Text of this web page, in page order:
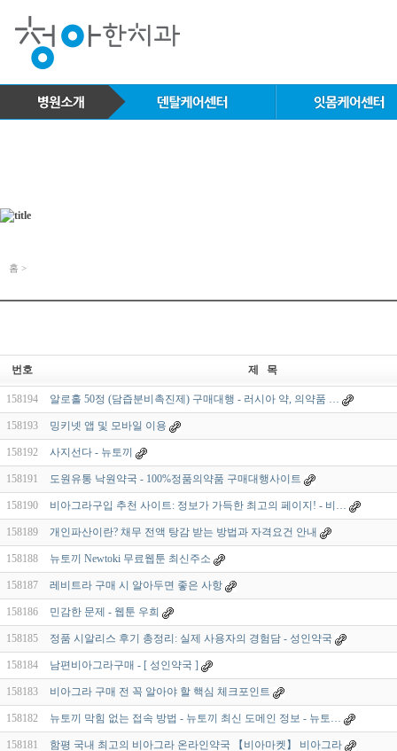
홈 >
번호 제 목
158194 알로홀 50정 (담즙분비촉진제) 구매대행 - 러시아 약, 의약품 …
158193 밍키넷 앱 및 모바일 이용
158192 사지선다 - 뉴토끼
158191 도원유통 낙원약국 - 100%정품의약품 구매대행사이트
158190 비아그라구입 추천 사이트: 정보가 가득한 최고의 페이지! - 비…
158189 개인파산이란? 채무 전액 탕감 받는 방법과 자격요건 안내
158188 뉴토끼 Newtoki 무료웹툰 최신주소
158187 레비트라 구매 시 알아두면 좋은 사항
158186 민감한 문제 - 웹툰 우희
158185 정품 시알리스 후기 총정리: 실제 사용자의 경험담 - 성인약국
158184 남편비아그라구매 - [ 성인약국 ]
158183 비아그라 구매 전 꼭 알아야 할 핵심 체크포인트
158182 뉴토끼 막힘 없는 접속 방법 - 뉴토끼 최신 도메인 정보 - 뉴토…
158181 함평 국내 최고의 비아그라 온라인약국 【비아마켓】 비아그라